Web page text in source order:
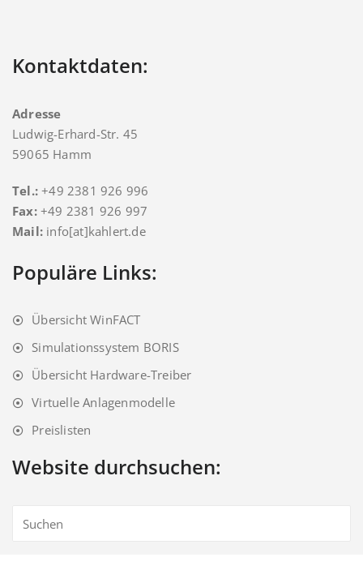
Kontaktdaten:
Adresse
Ludwig-Erhard-Str. 45
59065 Hamm
Tel.:+49 2381 926 996
Fax: +49 2381 926 997
Mail: info[at]kahlert.de
Populäre Links:
Übersicht WinFACT
Simulationssystem BORIS
Übersicht Hardware-Treiber
Virtuelle Anlagenmodelle
Preislisten
Website durchsuchen: